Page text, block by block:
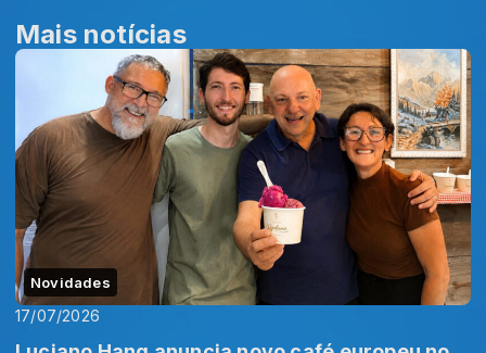
Mais notícias
Novidades
17/07/2026